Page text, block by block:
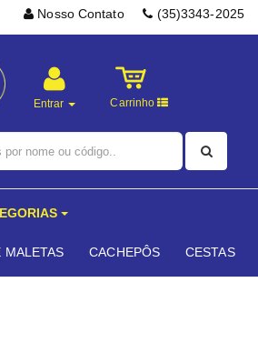
Nosso Contato (35)3343-2025
Entrar Carrinho
MALETAS CACHEPÔS CESTAS